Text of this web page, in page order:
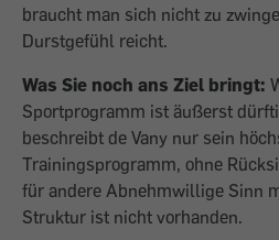
braucht man sich nicht zu
Durstgefühl reicht.
Was Sie noch ans Ziel bringt:
Sportprogramm ist äußerst
beschreibt de Vany nur sein
Trainingsprogramm, ohne
für andere Abnehmwillige Sinn
Struktur ist nicht vorhanden.